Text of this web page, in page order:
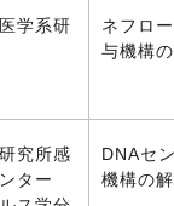
学系研
ネフロ
与機構
究所感
ター
DNAセ
機構の